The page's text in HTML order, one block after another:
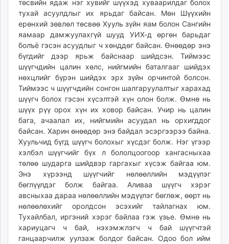
төсвийн ядаж нэг хувийг шүүхэд хуваарилдаг болох
тухай асуулдлыг их ярьдаг байсан. Мөн Шүүхийн
ерөнхий зөвлөл төсвөө Хууль зүйн яам болон Сангийн
яамаар дамжуулахгүй шууд УИХ-д өргөн барьдаг
болъё гэсэн асуудлыг ч хөнддөг байсан. Өнөөдөр энэ
бүгдийг дээр ярьж байснаар шийдсэн. Тиймээс
шүүгчдийн цалин хөлс, нийгмийн баталгааг шийдэх
нөхцлийг бүрэн шийдэх эрх зүйн орчинтой болсон.
Тиймээс ч шүүгчдийн сонгон шалгаруулалтыг харахад
шүүгч болох гэсэн хүсэлтэй хүн олон болж. Өмнө нь
шүүх рүү орох хүн их ховор байсан. Учир нь цалин
бага, ачаалал их, нийгмийн асуудал нь орхигддог
байсан. Харин өнөөдөр энэ байдал эсэргээрээ байна.
Хуульчид бүгд шүүгч болохыг хүсдэг болж. Нэг үгээр
хэлбэл шүүгчийг бүх л бололцоогоор хангасныхаа
төлөө шударга шийдвэр гаргахыг хүсэж байгаа юм.
Энэ хүрээнд шүүгчийг нөлөөллийн мэдүүлэг
бөглүүлдэг болж байгаа. Аливаа шүүгч хэрэг
авсныхаа дараа нөлөөллийн мэдүүлэг бөглөж, өөрт нь
нөлөөлөхийг оролдсон эсэхийг тайлагнах юм.
Тухайлбал, иргэний хэрэг байлаа гэж үзье. Өмнө нь
хариуцагч ч бай, нэхэмжлэгч ч бай шүүгчтэй
ганцаарчилж уулзаж болдог байсан. Одоо бол ийм